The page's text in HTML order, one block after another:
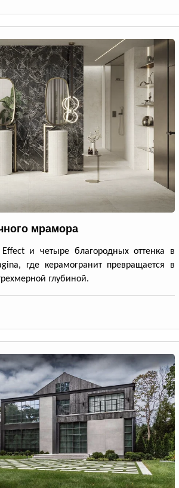
мрамора
и четыре благородных оттенка в
где керамогранит превращается в
глубиной.